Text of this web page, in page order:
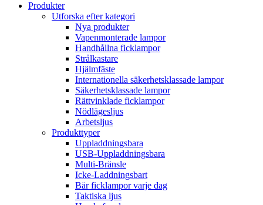
Produkter
Utforska efter kategori
Nya produkter
Vapenmonterade lampor
Handhållna ficklampor
Strålkastare
Hjälmfäste
Internationella säkerhetsklassade lampor
Säkerhetsklassade lampor
Rättvinklade ficklampor
Nödlägesljus
Arbetsljus
Produkttyper
Uppladdningsbara
USB-Uppladdningsbara
Multi-Bränsle
Icke-Laddningsbart
Bär ficklampor varje dag
Taktiska ljus